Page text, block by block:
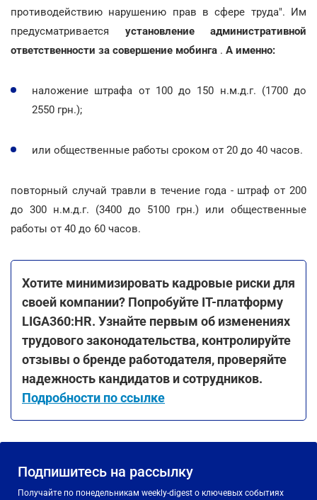
противодействию нарушению прав в сфере труда". Им
предусматривается установление административной
ответственности за совершение мобинга . А именно:
наложение штрафа от 100 до 150 н.м.д.г. (1700 до
2550 грн.);
или общественные работы сроком от 20 до 40 часов.
повторный случай травли в течение года - штраф от 200
до 300 н.м.д.г. (3400 до 5100 грн.) или общественные
работы от 40 до 60 часов.
Хотите минимизировать кадровые риски для
своей компании? Попробуйте IT-платформу
LIGA360:HR. Узнайте первым об изменениях
трудового законодательства, контролируйте
отзывы о бренде работодателя, проверяйте
надежность кандидатов и сотрудников.
Подробности по ссылке
Подпишитесь на рассылку
Получайте по понедельникам weekly-digest о ключевых событиях